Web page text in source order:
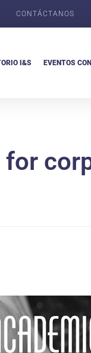
CONTÁCTANOS
I&S EVENTOS